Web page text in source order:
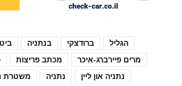
בנתניה ברודצקי
הגליל
מכתב פריצות
מרים פיירברג-איכר
משטרת נתניה
נתניה און ליין